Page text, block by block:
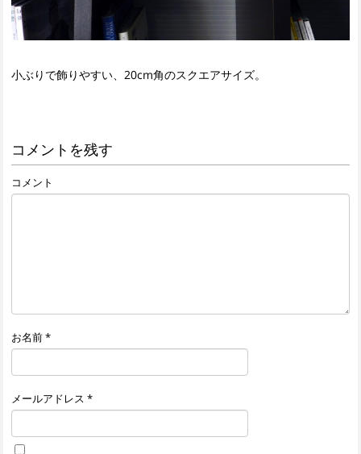
小ぶりで飾りやすい、20cm角のスクエアサイズ。
コメントを残す
コメント
お名前*
メールアドレス *